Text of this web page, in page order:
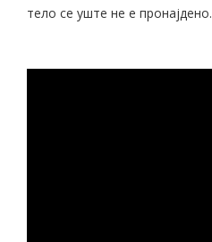
тело се уште не е пронајдено.